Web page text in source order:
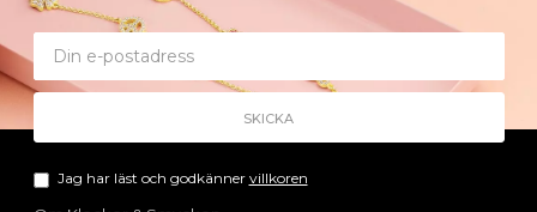
Jag har läst och godkänner villkoren